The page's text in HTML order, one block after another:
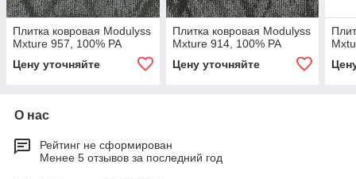
Плитка ковровая Modulyss
Mxture 957, 100% PA
Цену уточняйте
Плитка ковровая Modulyss
Mxture 914, 100% PA
Цену уточняйте
О нас
Рейтинг не сформирован
Менее 5 отзывов за последний год